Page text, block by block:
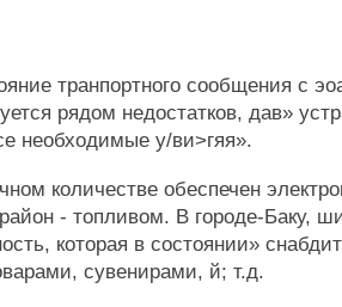
транпортного сообщения с
рядом недостатков, дав»
необходимые у/ви>гяя».
количестве обеспечен
- топливом. В городе-Баку,
которая в состоянии»
сувенирами, й; т.д.